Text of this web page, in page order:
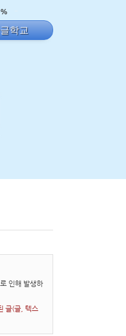
학교
인해 발생하
글(글, 텍스